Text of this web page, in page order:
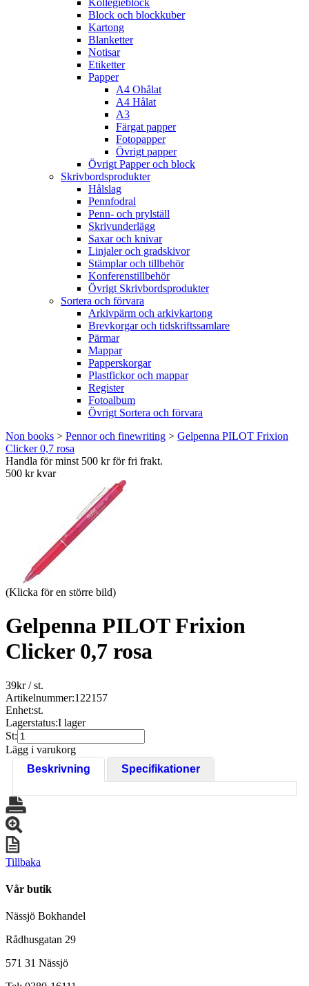
Kollegieblock
Block och blockkuber
Kartong
Blanketter
Notisar
Etiketter
Papper
A4 Ohålat
A4 Hålat
A3
Färgat papper
Fotopapper
Övrigt papper
Övrigt Papper och block
Skrivbordsprodukter
Hålslag
Pennfodral
Penn- och prylställ
Skrivunderlägg
Saxar och knivar
Linjaler och gradskivor
Stämplar och tillbehör
Konferenstillbehör
Övrigt Skrivbordsprodukter
Sortera och förvara
Arkivpärm och arkivkartong
Brevkorgar och tidskriftssamlare
Pärmar
Mappar
Papperskorgar
Plastfickor och mappar
Register
Fotoalbum
Övrigt Sortera och förvara
Non books > Pennor och finewriting > Gelpenna PILOT Frixion
Clicker 0,7 rosa
Handla för minst 500 kr för fri frakt.
500 kr kvar
(Klicka för en större bild)
Gelpenna PILOT Frixion
Clicker 0,7 rosa
39kr/ st.
Artikelnummer:122157
Enhet:st.
Lagerstatus:I lager
St:
Lägg i varukorg
Beskrivning
Specifikationer
Tillbaka
Vår butik
Nässjö Bokhandel
Rådhusgatan 29
571 31 Nässjö